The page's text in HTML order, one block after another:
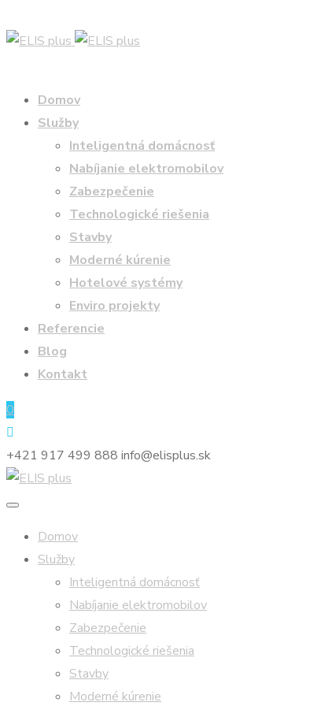
Domov
Služby
Inteligentná domácnosť
Nabíjanie elektromobilov
Zabezpečenie
Technologické riešenia
Stavby
Moderné kúrenie
Hotelové systémy
Enviro projekty
Referencie
Blog
Kontakt
0
+421 917 499 888 info@elisplus.sk
Domov
Služby
Inteligentná domácnosť
Nabíjanie elektromobilov
Zabezpečenie
Technologické riešenia
Stavby
Moderné kúrenie